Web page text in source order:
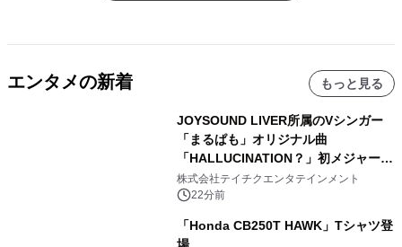
エンタメの新着 もっと見る
JOYSOUND LIVER所属のVシンガー
「まるぱも」オリジナル曲
「HALLUCINATION？」初メジャー配
信リリース決定！
株式会社テイチクエンタテインメント
22分前
「Honda CB250T HAWK」Tシャツ登
場